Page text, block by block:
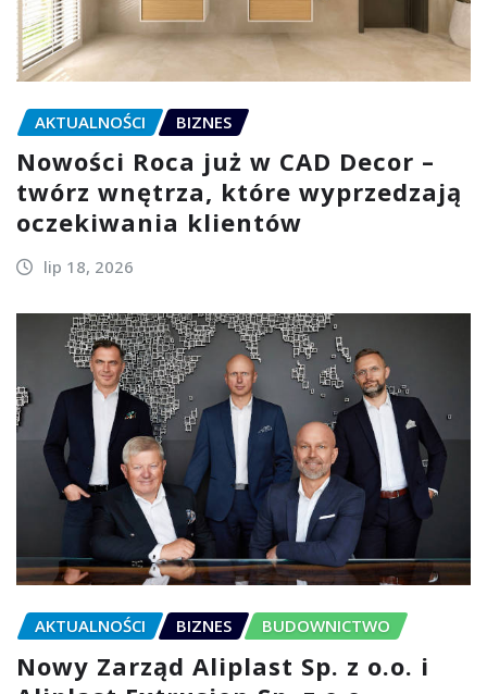
AKTUALNOŚCI BIZNES
Nowości Roca już w CAD Decor –
twórz wnętrza, które wyprzedzają
oczekiwania klientów
lip 18, 2026
AKTUALNOŚCI BIZNES BUDOWNICTWO
Nowy Zarząd Aliplast Sp. z o.o. i